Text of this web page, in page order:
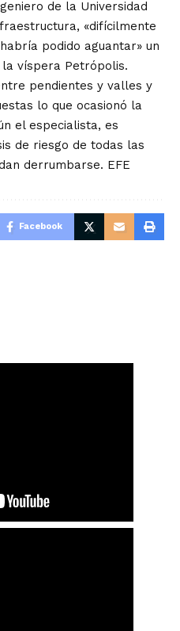
de la Universidad
«difícilmente
podido aguantar» un
víspera Petrópolis.
pendientes y valles y
lo que ocasionó la
el especialista, es
de riesgo de todas las
derrumbarse. EFE
Facebook